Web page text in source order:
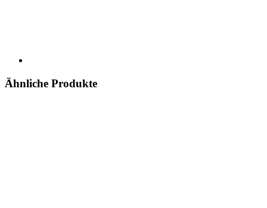
Ähnliche Produkte